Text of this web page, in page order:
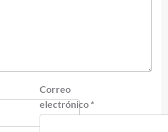
Correo
electrónico *